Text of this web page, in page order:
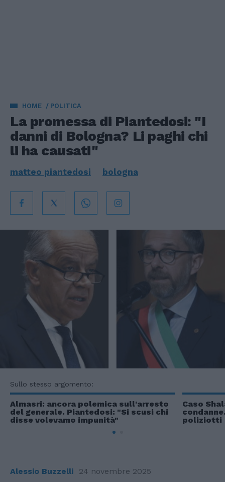
HOME POLITICA
La promessa di Piantedosi: "I
danni di Bologna? Li paghi chi
li ha causati"
matteo piantedosi bologna
Sullo stesso argomento:
Almasri: ancora polemica sull'arresto
del generale. Piantedosi: "Si scusi chi
disse volevamo impunità"
Caso
poliziotti
Alessio Buzzelli 24 novembre 2025